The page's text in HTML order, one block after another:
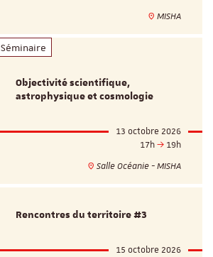
MISHA
Séminaire
Objectivité scientifique,
astrophysique et cosmologie
13 octobre 2026
17h
19h
Salle Océanie - MISHA
Rencontres du territoire #3
15 octobre 2026